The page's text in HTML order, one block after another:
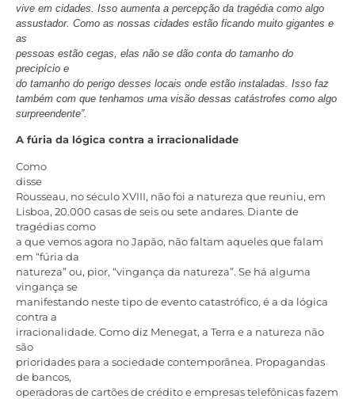
vive em cidades. Isso aumenta a percepção da tragédia como algo
assustador. Como as nossas cidades estão ficando muito gigantes e
as
pessoas estão cegas, elas não se dão conta do tamanho do
precipício e
do tamanho do perigo desses locais onde estão instaladas. Isso faz
também com que tenhamos uma visão dessas catástrofes como algo
surpreendente”.
A fúria da lógica contra a irracionalidade
Como
disse
Rousseau, no século XVIII, não foi a natureza que reuniu, em
Lisboa, 20.000 casas de seis ou sete andares. Diante de
tragédias como
a que vemos agora no Japão, não faltam aqueles que falam
em “fúria da
natureza” ou, pior, “vingança da natureza”. Se há alguma
vingança se
manifestando neste tipo de evento catastrófico, é a da lógica
contra a
irracionalidade. Como diz Menegat, a Terra e a natureza não
são
prioridades para a sociedade contemporânea. Propagandas
de bancos,
operadoras de cartões de crédito e empresas telefônicas fazem